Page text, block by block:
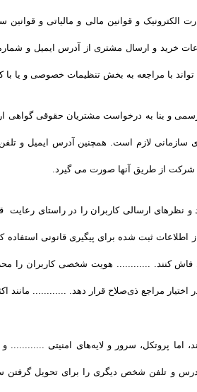
الکترونیک و قوانین مالی و مالیاتی و
خرید و ارسال مشتری از آدرس ایمیل و
با مراجعه به بخش تنظیمات خصوصی و یا
رسمی و بنا به درخواست مشتریان حقوقی گواهی
سازمانی لازم است. همچنین آدرس ایمیل و
شرکت از طریق آنها صورت می گیرد.
ارسالی کاربران را در راستای رعایت
اطلاعات ثبت شده برای پیگیری قانونی استفاده
کنند. ............ هویت شخصی کاربران را
اختیار مراجع ذی‌صلاح قرار دهد. ............ مانند
اما پروتکل، سرور و لایه‌های امنیتی
آدرس و تلفن شخص دیگری را برای تحویل